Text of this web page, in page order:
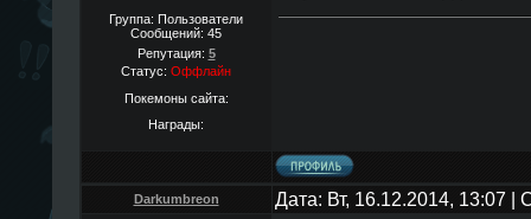
Группа: Пользователи
Сообщений: 45
Репутация: 5
Статус: Оффлайн
Покемоны сайта:
Награды:
Darkumbreon Дата: Вт, 16.12.2014, 13:07